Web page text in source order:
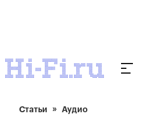
Статьи Аудио